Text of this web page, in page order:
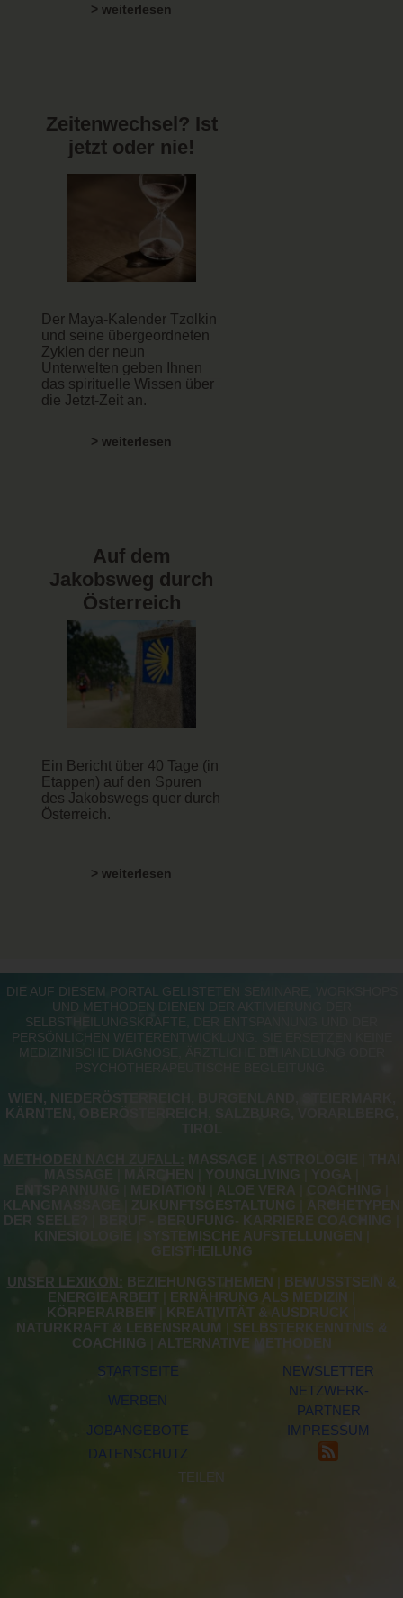
> weiterlesen
Zeitenwechsel? Ist
jetzt oder nie!
Der Maya-Kalender Tzolkin
und seine übergeordneten
Zyklen der neun
Unterwelten geben Ihnen
das spirituelle Wissen über
die Jetzt-Zeit an.
> weiterlesen
Auf dem
Jakobsweg durch
Österreich
Ein Bericht über 40 Tage (in
Etappen) auf den Spuren
des Jakobswegs quer durch
Österreich.
> weiterlesen
DIE AUF DIESEM PORTAL GELISTETEN SEMINARE, WORKSHOPS
UND METHODEN DIENEN DER AKTIVIERUNG DER
SELBSTHEILUNGSKRÄFTE, DER ENTSPANNUNG UND DER
PERSÖNLICHEN WEITERENTWICKLUNG. SIE ERSETZEN KEINE
MEDIZINISCHE DIAGNOSE, ÄRZTLICHE BEHANDLUNG ODER
PSYCHOTHERAPEUTISCHE BEGLEITUNG.
WIEN, NIEDERÖSTERREICH, BURGENLAND, STEIERMARK,
KÄRNTEN, OBERÖSTERREICH, SALZBURG, VORARLBERG,
METHODEN NACH ZUFALL:
YOUNGLIVING
ALOE VERA COACHING
KLANGMASSAGE
ZUKUNFTSGESTALTUNG
ARCHETYPEN
DER SEELE?
BERUF - BERUFUNG- KARRIERE COACHING
SYSTEMISCHE AUFSTELLUNGEN
GEISTHEILUNG
UNSER LEXIKON: BEZIEHUNGSTHEMEN
BEWUSSTSEIN &
ENERGIEARBEIT
ERNÄHRUNG ALS MEDIZIN
KÖRPERARBEIT
KREATIVITÄT & AUSDRUCK
NATURKRAFT & LEBENSRAUM
SELBSTERKENNTNIS &
COACHING
ALTERNATIVE METHODEN
STARTSEITE
NEWSLETTER
WERBEN
NETZWERK-
PARTNER
JOBANGEBOTE
IMPRESSUM
DATENSCHUTZ
TEILEN